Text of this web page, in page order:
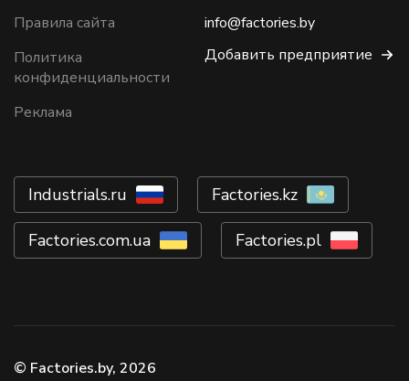
Правила сайта
Политика
конфиденциальности
Реклама
info@factories.by
Добавить предприятие
Industrials.ru Factories.kz
Factories.com.ua Factories.pl
© Factories.by, 2026